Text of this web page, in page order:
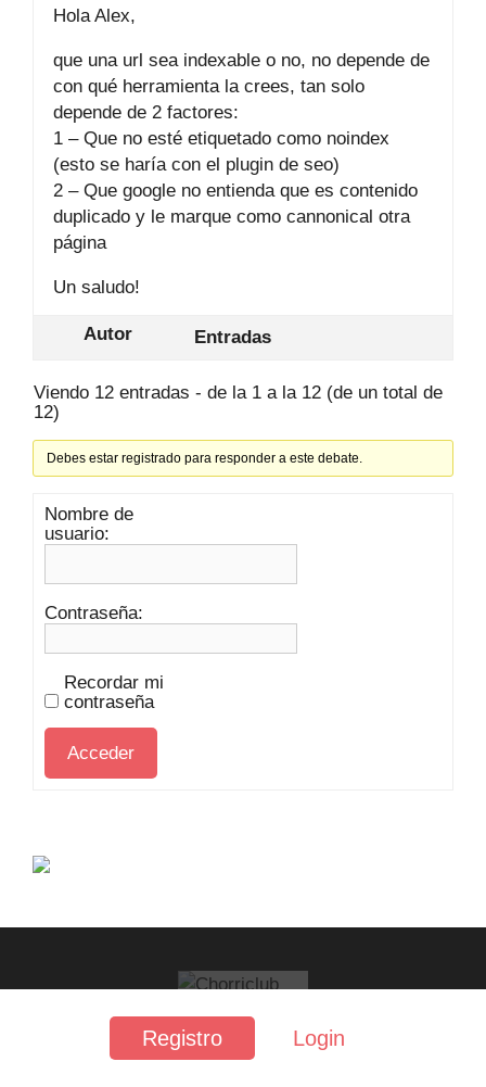
Registro Login
Hola Alex,
que una url sea indexable o no, no depende de
con qué herramienta la crees, tan solo
depende de 2 factores:
1 – Que no esté etiquetado como noindex
(esto se haría con el plugin de seo)
2 – Que google no entienda que es contenido
duplicado y le marque como cannonical otra
página
Un saludo!
Autor Entradas
Viendo 12 entradas - de la 1 a la 12 (de un total de
12)
Debes estar registrado para responder a este debate.
Nombre de
usuario:
Contraseña:
Recordar mi
contraseña
Acceder
FAQ·Contacto·Privacidad